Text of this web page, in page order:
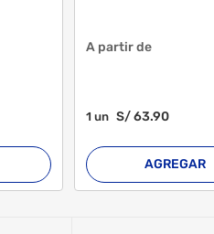
A partir de
1 un S/63.90
AGREGAR